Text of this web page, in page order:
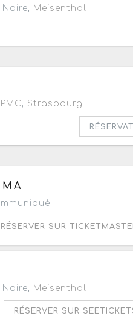
Meisenthal
, Strasbourg
RÉSERVER SUR
Meisenthal
RÉSERVER SUR